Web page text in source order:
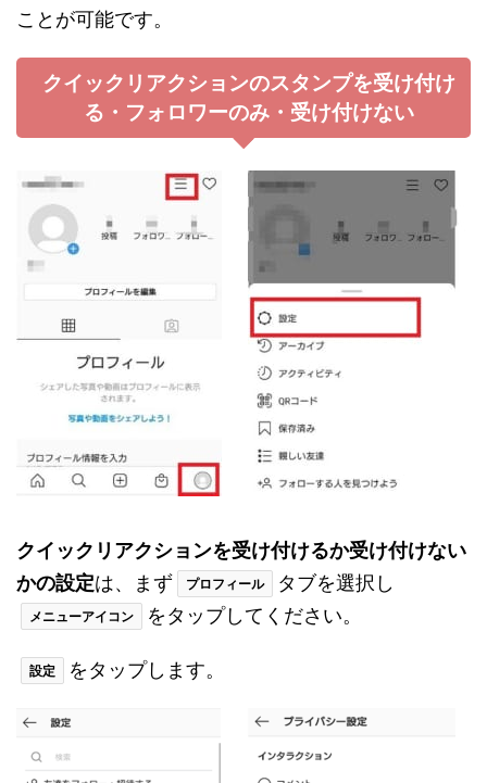
ことが可能です。
クイックリアクションのスタンプを受け付け
る・フォロワーのみ・受け付けない
クイックリアクションを受け付けるか受け付けない
かの設定は、まず プロフィール タブを選択し
メニューアイコン をタップしてください。
設定 をタップします。